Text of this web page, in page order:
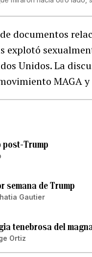
documentos
explotó
Unidos. La
MAGA
post-Trump
semana de Trump
Gautier
tenebrosa del
Ortiz